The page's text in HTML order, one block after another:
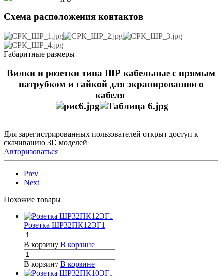
Схема расположения контактов
Габаритные размеры
Вилки и розетки типа ШР кабельные с прямым
патрубком и гайкой для экранированного
кабеля
Для зарегистрированных пользователей открыт доступ к
скачиванию 3D моделей
Авторизоваться
Prev
Next
Похожие товары
Розетка ШР32ПК12ЭГ1
В корзину В корзине
В корзину В корзине